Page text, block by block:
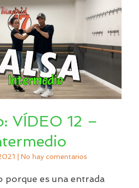
VÍDEO 12 –
| No hay comentarios
porque es una entrada